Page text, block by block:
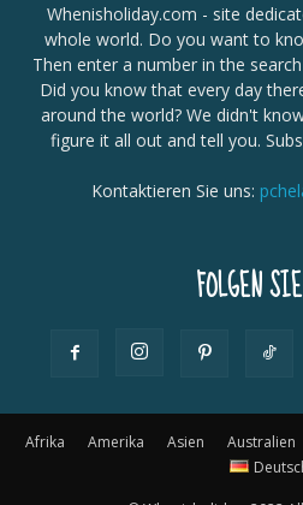
Whenisholiday.com - site
whole world. Do you want to
Then enter a number in the
Did you know that every day
around the world? We didn't
figure it all out and tell you.
Kontaktieren Sie uns:
FOLGEN
Afrika Amerika Asien Australien